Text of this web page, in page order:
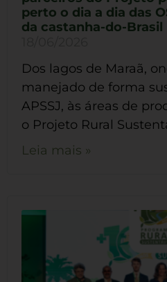
perto o dia a dia das
da castanha-do-Brasil
Dos lagos de Maraã,
manejado de forma
APSSJ, às áreas de
o Projeto Rural
Leia mais »